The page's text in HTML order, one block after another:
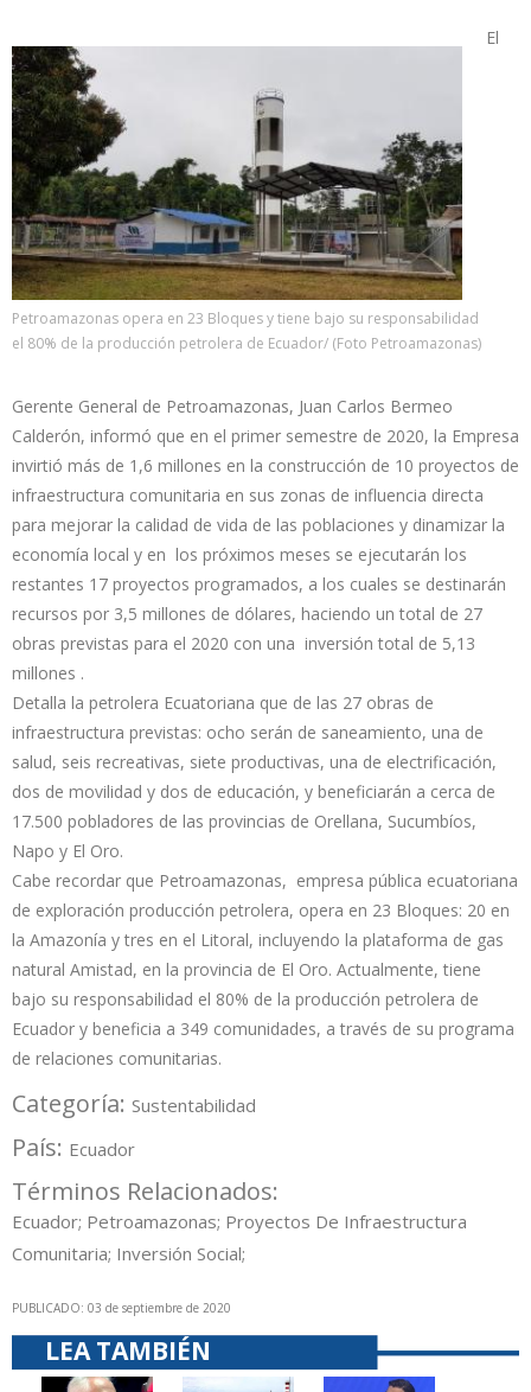
Petroamazonas opera en 23 Bloques y tiene bajo su responsabilidad
el 80% de la producción petrolera de Ecuador/ (Foto Petroamazonas)
El
Gerente General de Petroamazonas, Juan Carlos Bermeo
Calderón, informó que en el primer semestre de 2020, la Empresa
invirtió más de 1,6 millones en la construcción de 10 proyectos de
infraestructura comunitaria en sus zonas de influencia directa
para mejorar la calidad de vida de las poblaciones y dinamizar la
economía local y en los próximos meses se ejecutarán los
restantes 17 proyectos programados, a los cuales se destinarán
recursos por 3,5 millones de dólares, haciendo un total de 27
obras previstas para el 2020 con una inversión total de 5,13
millones .
Detalla la petrolera Ecuatoriana que de las 27 obras de
infraestructura previstas: ocho serán de saneamiento, una de
salud, seis recreativas, siete productivas, una de electrificación,
dos de movilidad y dos de educación, y beneficiarán a cerca de
17.500 pobladores de las provincias de Orellana, Sucumbíos,
Napo y El Oro.
Cabe recordar que Petroamazonas, empresa pública ecuatoriana
de exploración producción petrolera, opera en 23 Bloques: 20 en
la Amazonía y tres en el Litoral, incluyendo la plataforma de gas
natural Amistad, en la provincia de El Oro. Actualmente, tiene
bajo su responsabilidad el 80% de la producción petrolera de
Ecuador y beneficia a 349 comunidades, a través de su programa
de relaciones comunitarias.
Categoría: Sustentabilidad
País: Ecuador
Términos Relacionados:
Ecuador; Petroamazonas; Proyectos De Infraestructura
Comunitaria; Inversión Social;
PUBLICADO: 03 de septiembre de 2020
LEA TAMBIÉN